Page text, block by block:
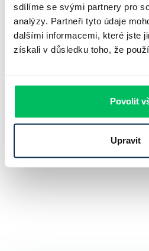
sdílíme se svými partnery pro
analýzy. Partneři tyto údaje
dalšími informacemi, které jste
získali v důsledku toho, že
Povolit
Upravit
Související pojmy
Právnická osoba
vykonávat práva a povinnosti jako